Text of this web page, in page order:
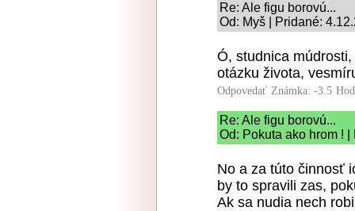
Re: Ale figu borovú...
Od: Myš | Pridané:
Ó, studnica
otázku života,
Odpovedať Známka: -3.5
Re: Ale figu borovú...
Od: Pokuta ako hrom !
No a za túto činnosť
by to spravili zas,
Ak sa nudia nech